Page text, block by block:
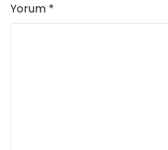
Yorum *